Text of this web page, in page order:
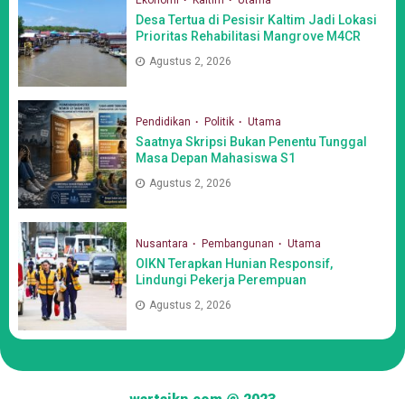
Desa Tertua di Pesisir Kaltim Jadi Lokasi
Prioritas Rehabilitasi Mangrove M4CR
Agustus 2, 2026
Pendidikan Politik Utama
Saatnya Skripsi Bukan Penentu Tunggal
Masa Depan Mahasiswa S1
Agustus 2, 2026
Nusantara Pembangunan Utama
OIKN Terapkan Hunian Responsif,
Lindungi Pekerja Perempuan
Agustus 2, 2026